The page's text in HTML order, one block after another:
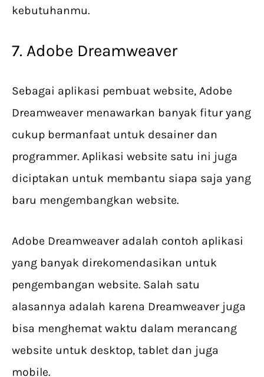
kebutuhanmu.
7. Adobe Dreamweaver
Sebagai aplikasi pembuat website, Adobe
Dreamweaver menawarkan banyak fitur yang
cukup bermanfaat untuk desainer dan
programmer. Aplikasi website satu ini juga
diciptakan untuk membantu siapa saja yang
baru mengembangkan website.
Adobe Dreamweaver adalah contoh aplikasi
yang banyak direkomendasikan untuk
pengembangan website. Salah satu
alasannya adalah karena Dreamweaver juga
bisa menghemat waktu dalam merancang
website untuk desktop, tablet dan juga
mobile.